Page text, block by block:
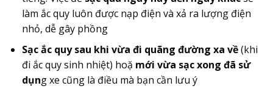
làm ắc quy luôn được nạp điện và xả ra lượng điện
nhỏ, dễ gây phồng
Sạc ắc quy sau khi vừa đi quãng đường xa về(khi
đi ắc quy sinh nhiệt) hoặ mới vừa sạc xong đã sử
dụng xe cũng là điều mà bạn cần lưu ý